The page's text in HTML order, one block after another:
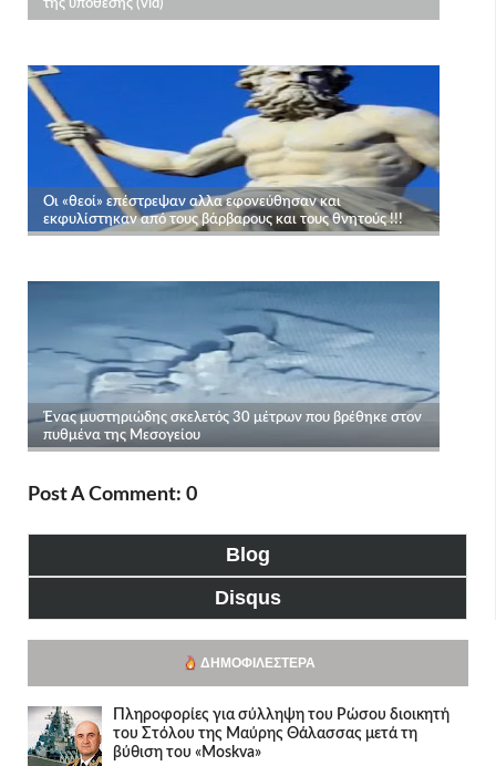
Post A Comment: 0
Blog
Disqus
ΔΗΜΟΦΙΛΈΣΤΕΡΑ
Πληροφορίες για σύλληψη του Ρώσου διοικητή
του Στόλου της Mαύρης Θάλασσας μετά τη
βύθιση του «Moskva»